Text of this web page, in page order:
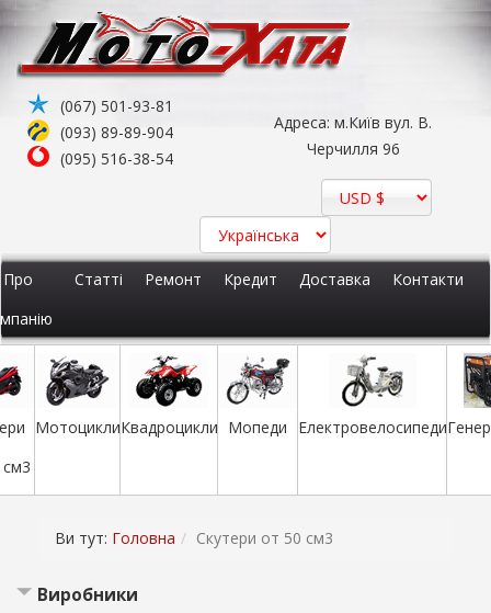
(067) 501-93-81
(093) 89-89-904
(095) 516-38-54
Адреса: м.Київ вул. В.
Черчилля 96
Про
Статті Ремонт Кредит Доставка Контакти
МотоциклиКвадроцикли Мопеди Електровелосипеди
Ви тут: Головна Скутери от 50 см3
Виробники
Квадроцикли Мопеди